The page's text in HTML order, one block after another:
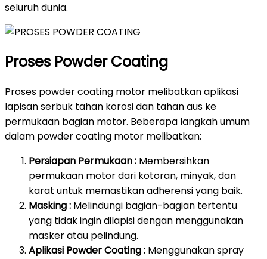
seluruh dunia.
Proses Powder Coating
Proses powder coating motor melibatkan aplikasi
lapisan serbuk tahan korosi dan tahan aus ke
permukaan bagian motor. Beberapa langkah umum
dalam powder coating motor melibatkan:
Persiapan Permukaan : Membersihkan
permukaan motor dari kotoran, minyak, dan
karat untuk memastikan adherensi yang baik.
Masking : Melindungi bagian-bagian tertentu
yang tidak ingin dilapisi dengan menggunakan
masker atau pelindung.
Aplikasi Powder Coating : Menggunakan spray